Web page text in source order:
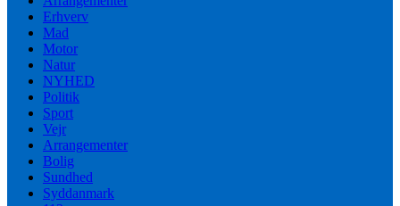
Erhverv
Mad
Motor
Natur
NYHED
Politik
Sport
Vejr
Arrangementer
Bolig
Sundhed
Syddanmark